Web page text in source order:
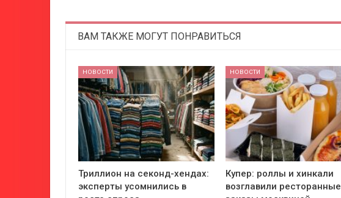
ВАМ ТАКЖЕ МОГУТ ПОНРАВИТЬСЯ
НОВОСТИ
Триллион на секонд-хендах:
эксперты усомнились в
НОВОСТИ
Купер: роллы и хинкали
возглавили ресторанные